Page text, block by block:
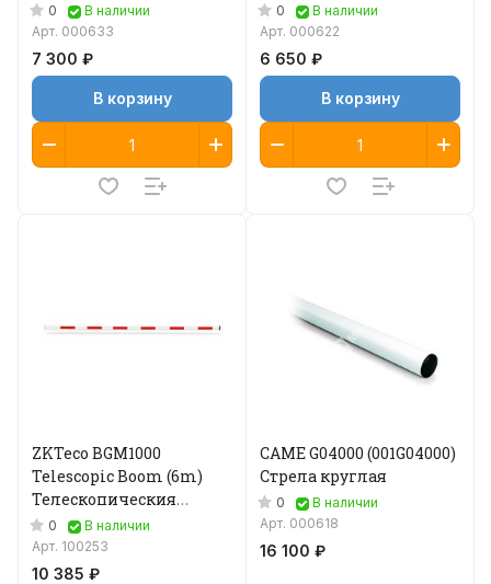
0
В наличии
Арт. 000633
7 300 ₽
В корзину
0
В наличии
Арт. 000622
6 650 ₽
В корзину
ZKTeco BGM1000
Telescopic Boom (6m)
Телескопическия
стрела 6 м
0
В наличии
Арт. 100253
10 385 ₽
CAME G04000 (001G04000)
Стрела круглая
0
В наличии
Арт. 000618
16 100 ₽